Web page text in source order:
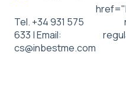
Tel. +34 931 575
633 | Email:
cs@inbestme.com